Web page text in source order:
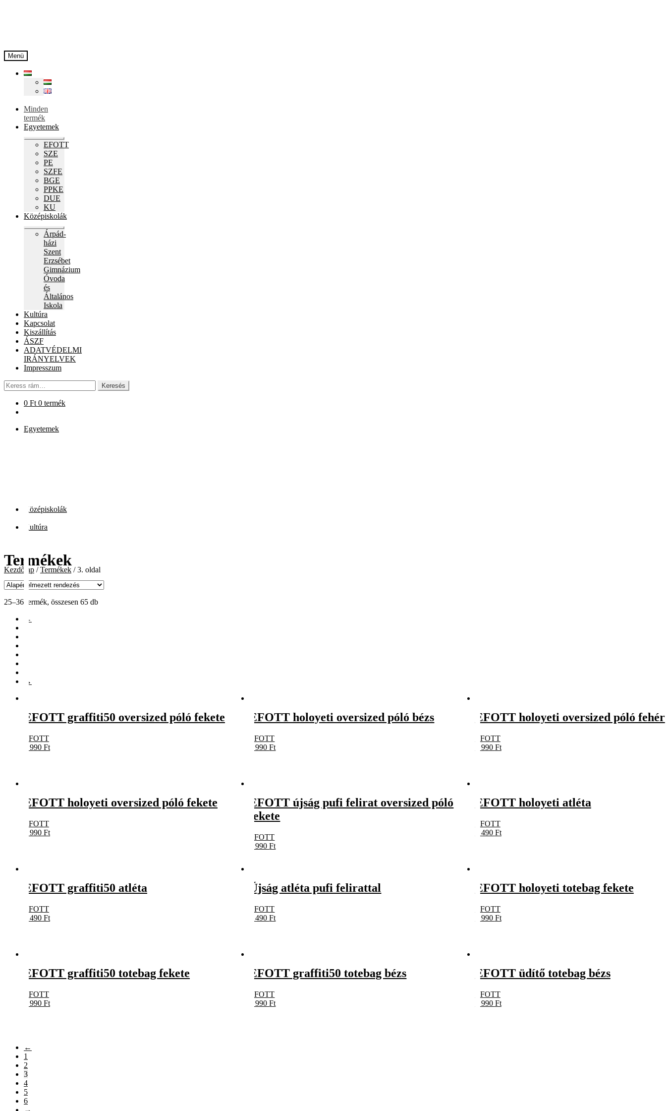
Menü
Minden
termék
Egyetemek
Expand
child
EFOTT
SZE
PE
SZFE
BGE
PPKE
DUE
KU
Középiskolák
Expand
child
Árpád-
házi
Szent
Erzsébet
Gimnázium
Óvoda
és
Általános
Iskola
Kultúra
Kapcsolat
Kiszállítás
ÁSZF
ADATVÉDELMI
IRÁNYELVEK
Impresszum
Keresés
a
következőre:
Keresés
0 Ft 0 termék
Egyetemek
Középiskolák
Kultúra
Termékek
Kezdőlap /Termékek /3. oldal
25–36 termék, összesen 65 db
←
→
EFOTT graffiti50 oversized póló fekete
EFOTT
7 990 Ft
EFOTT holoyeti oversized póló bézs
EFOTT
7 990Ft
EFOTT holoyeti oversized póló fehér
EFOTT
7 990 Ft
EFOTT holoyeti oversized póló fekete
EFOTT
7 990 Ft
EFOTT újság pufi felirat oversized póló
fekete
EFOTT
7 990Ft
EFOTT holoyeti atléta
EFOTT
5 490 Ft
EFOTT graffiti50 atléta
EFOTT
5 490 Ft
Újság atléta pufi felirattal
EFOTT
5 490Ft
EFOTT holoyeti totebag fekete
EFOTT
3 990 Ft
EFOTT graffiti50 totebag fekete
EFOTT
3 990 Ft
EFOTT graffiti50 totebag bézs
EFOTT
3 990Ft
EFOTT üdítő totebag bézs
EFOTT
3 990 Ft
←
1
2
3
4
5
6